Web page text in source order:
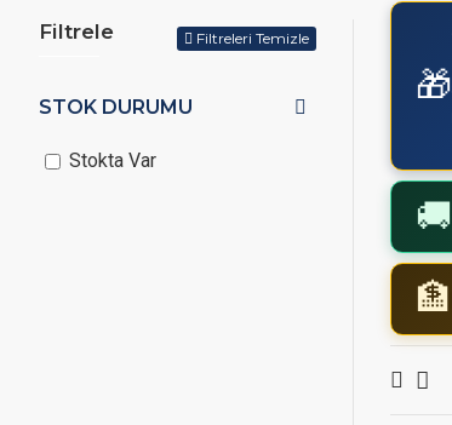
Filtrele Filtreleri Temizle
STOK DURUMU
Stokta Var
🎁
🚚
🏦